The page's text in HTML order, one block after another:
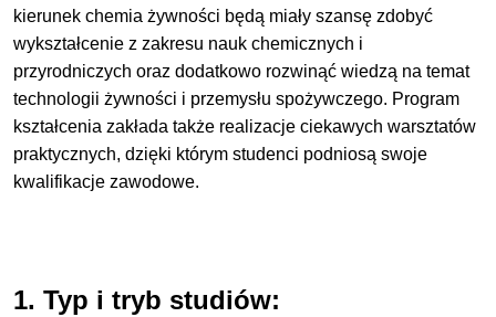
kierunek chemia żywności będą miały szansę zdobyć
wykształcenie z zakresu nauk chemicznych i
przyrodniczych oraz dodatkowo rozwinąć wiedzą na temat
technologii żywności i przemysłu spożywczego. Program
kształcenia zakłada także realizacje ciekawych warsztatów
praktycznych, dzięki którym studenci podniosą swoje
kwalifikacje zawodowe.
1. Typ i tryb studiów: